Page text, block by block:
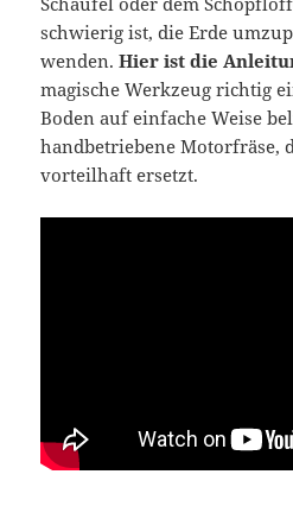
schwierig ist, die Erde
wenden.Hier ist die
magische Werkzeug richtig
Boden auf einfache Weise
handbetriebene Motorfräse,
vorteilhaft ersetzt.